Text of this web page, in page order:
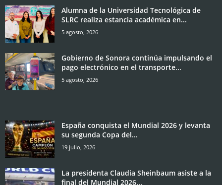
Alumna de la Universidad Tecnológica de
SLRC realiza estancia académica en...
5 agosto, 2026
Gobierno de Sonora continúa impulsando el
pago electrónico en el transporte...
5 agosto, 2026
España conquista el Mundial 2026 y levanta
su segunda Copa del...
19 julio, 2026
La presidenta Claudia Sheinbaum asiste a la
final del Mundial 2026...